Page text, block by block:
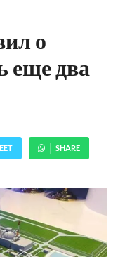
о
еще два
SHARE